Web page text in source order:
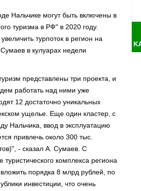
Нальчике могут быть включены в
туризма в РФ" в 2020 году.
турпоток в регион на
в кулуарах недели
представлены три проекта, и
работать над ними уже
12 достаточно уникальных
ущелье. Еще один кластер, с
Нальчика, ввод в эксплуатацию
привлечь около 300 тыс.
- сказал А. Сумаев. С
комплекса региона
порядка 8 млрд рублей, по
инвестиции, что очень